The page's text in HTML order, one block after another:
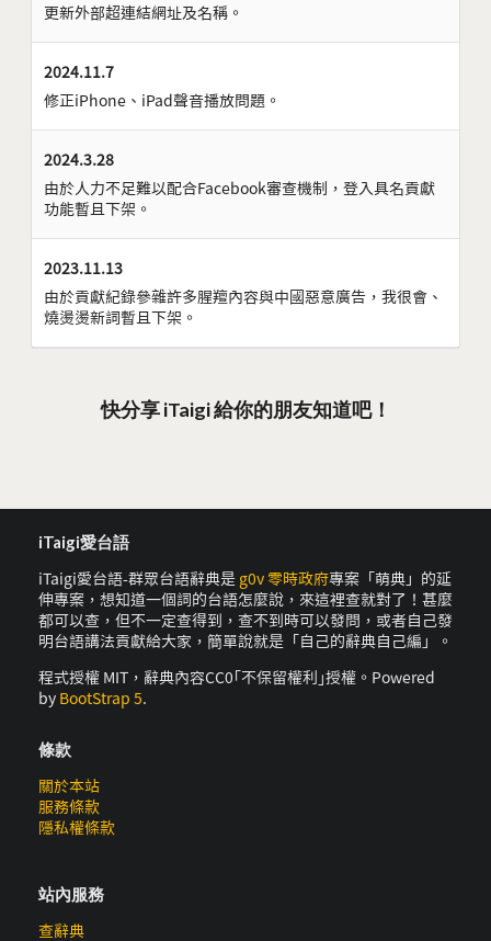
更新外部超連結網址及名稱。
2024.11.7
修正iPhone、iPad聲音播放問題。
2024.3.28
由於人力不足難以配合Facebook審查機制，登入具名貢獻
功能暫且下架。
2023.11.13
由於貢獻紀錄參雜許多腥羶內容與中國惡意廣告，我很會、
燒燙燙新詞暫且下架。
快分享 iTaigi 給你的朋友知道吧！
iTaigi愛台語
iTaigi愛台語-群眾台語辭典是 g0v 零時政府專案「萌典」的延
伸專案，想知道一個詞的台語怎麼說，來這裡查就對了！甚麼
都可以查，但不一定查得到，查不到時可以發問，或者自己發
明台語講法貢獻給大家，簡單說就是「自己的辭典自己編」。
程式授權 MIT，辭典內容CC0｢不保留權利｣授權。Powered
by BootStrap 5.
條款
關於本站
服務條款
隱私權條款
站內服務
查辭典